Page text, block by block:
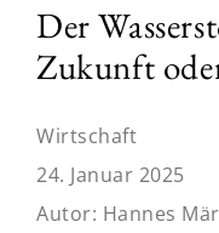
Der
Zukunft
Wirtschaft
24. Januar 2025
Autor: Hannes